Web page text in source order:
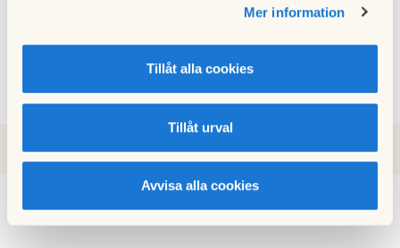
Mer information
Tillåt alla cookies
Tillåt urval
Avvisa alla cookies
2026 2025 2024 2022 2021 2020